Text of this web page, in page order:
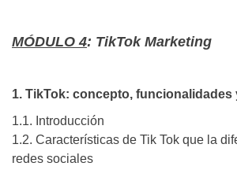
MÓDULO 4: TikTok Marketing
1. TikTok: concepto, funcionalidades
1.1. Introducción
1.2. Características de Tik Tok que la
redes sociales